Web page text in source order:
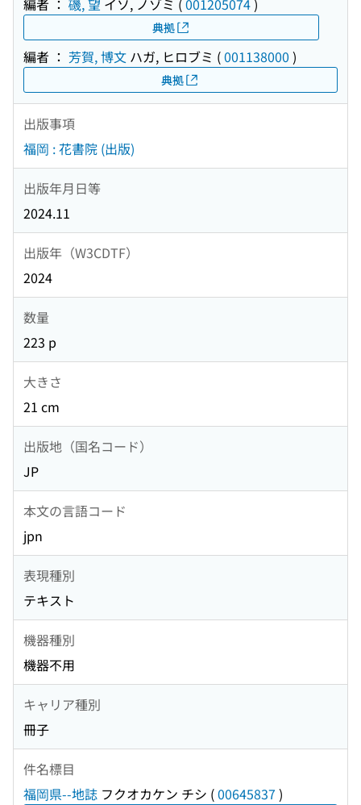
編者 ： 磯, 望 イソ, ノゾミ (001205074 )
典拠
編者 ： 芳賀, 博文 ハガ, ヒロブミ (001138000 )
典拠
出版事項
福岡 : 花書院 (出版)
出版年月日等
2024.11
出版年（W3CDTF）
2024
数量
223 p
大きさ
21 cm
出版地（国名コード）
JP
本文の言語コード
jpn
表現種別
テキスト
機器種別
機器不用
キャリア種別
冊子
件名標目
福岡県--地誌 フクオカケン チシ (00645837 )